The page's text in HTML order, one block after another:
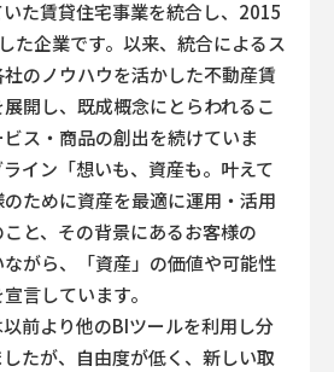
た賃貸住宅事業を統合し、2015
た企業です。以来、統合によるス
のノウハウを活かした不動産賃
開し、既成概念にとらわれるこ
ス・商品の創出を続けていま
イン「想いも、資産も。叶えて
ために資産を最適に運用・活用
と、その背景にあるお客様の
ながら、「資産」の価値や可能性
言しています。
前より他のBIツールを利用し分
たが、自由度が低く、新しい取